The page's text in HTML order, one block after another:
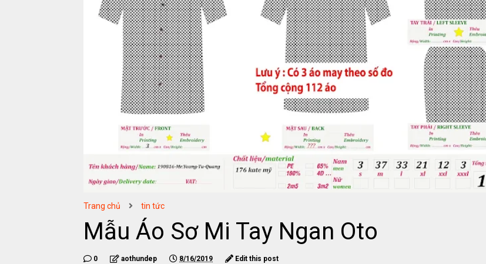
Trang chủ tin tức
Mẫu Áo Sơ Mi Tay Ngan Oto
0 aothundep 8/16/2019 Edit this post